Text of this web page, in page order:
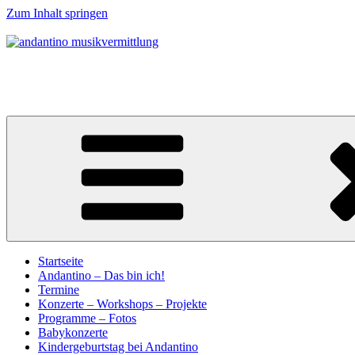
Zum Inhalt springen
Startseite
Andantino – Das bin ich!
Termine
Konzerte – Workshops – Projekte
Programme – Fotos
Babykonzerte
Kindergeburtstag bei Andantino